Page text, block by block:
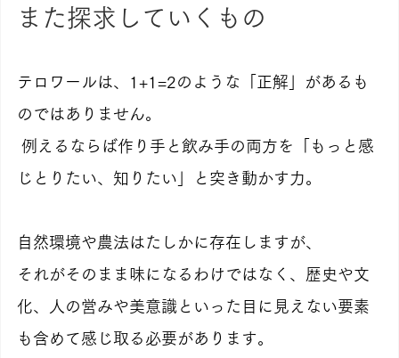
また探求していくもの
テロワールは、1+1=2のような「正解」があるも
のではありません。
じとりたい、知りたい」と突き動かす力。
自然環境や農法はたしかに存在しますが、
それがそのまま味になるわけではなく、歴史や文
化、人の営みや美意識といった目に見えない要素
も含めて感じ取る必要があります。